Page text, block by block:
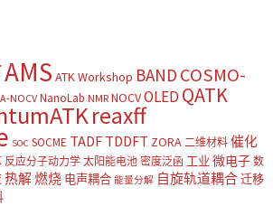
AMS ATK Workshop BAND COSMO-
NOCV NanoLab NMR NOCVOLED QATK
reaxff
SOC SOCME TADF TDDFT ZORA 二维材料 催化
反应分子动力学 太阳能电池 密度泛函 工业 微电子 数
热解燃烧 电声耦合 能量分解 自旋轨道耦合迁移